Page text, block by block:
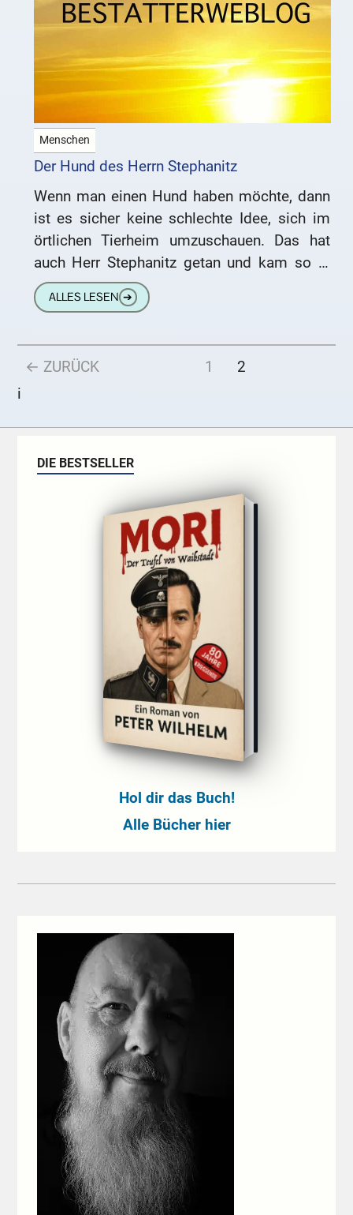
Menschen
Der Hund des Herrn Stephanitz
Wenn man einen Hund haben möchte, dann
ist es sicher keine schlechte Idee, sich im
örtlichen Tierheim umzuschauen. Das hat
auch Herr Stephanitz getan und kam so in
den Besitz
ALLES LESEN ➔
← ZURÜCK 1
2
i
DIE BESTSELLER
Hol dir das Buch!
Alle Bücher hier